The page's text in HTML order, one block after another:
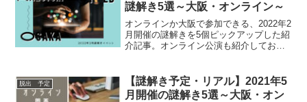
謎解き5選～大阪・オンライン～
オンラインか大阪で参加できる、2022年2
月開催の謎解きを5個ピックアップした紹
介記事。オンライン公演も紹介しており
が中止になる場合がありますので最新情
報は公式ページを確認ください）
脱出 予定
【謎解き予定・リアル】2021年5
月開催の謎解き5選～大阪・オン